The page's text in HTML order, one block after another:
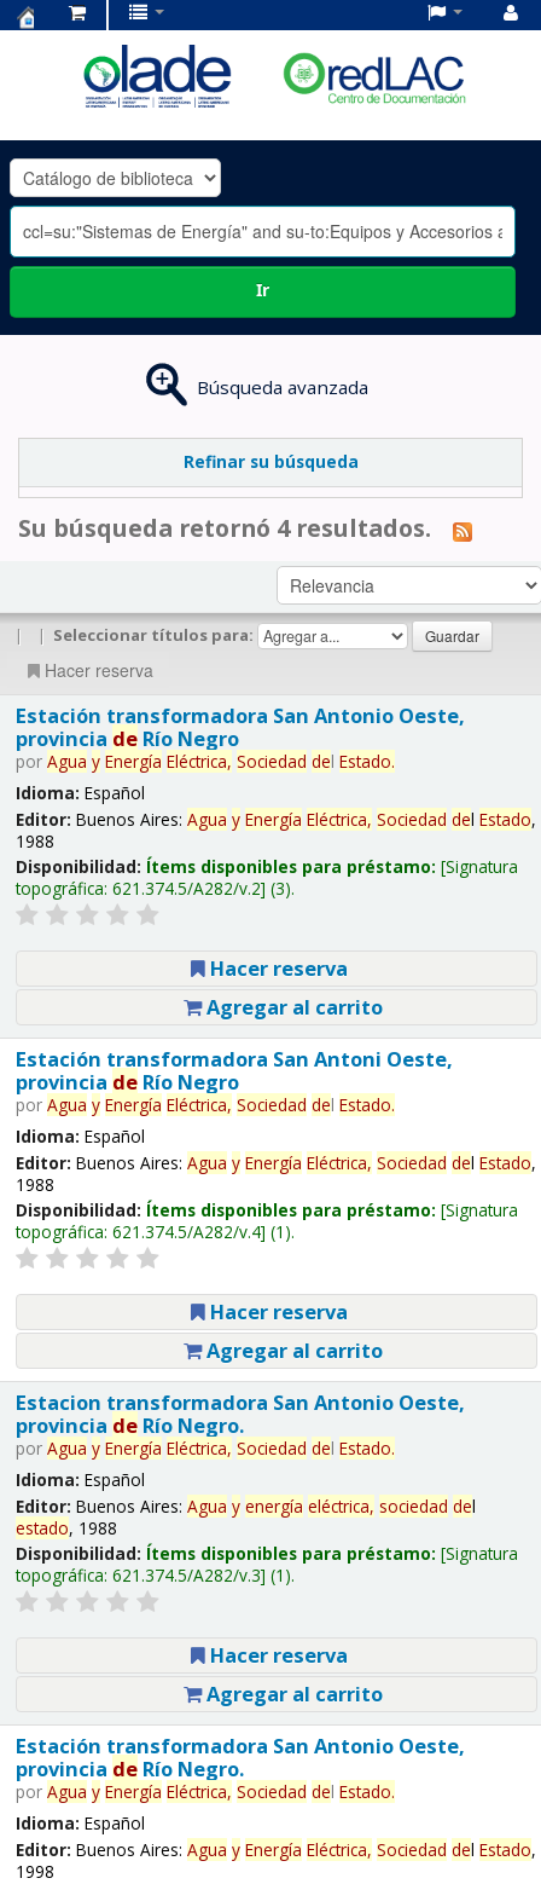
OLADE
-
Ir
Búsqueda avanzada
Refinar su búsqueda
Su búsqueda retornó 4 resultados.
| | Seleccionar títulos para:
Hacer reserva
Estación transformadora San Antonio Oeste,
provincia deRío Negro
por Agua y Energía Eléctrica, Sociedad del Estado.
Idioma: Español
Editor: Buenos Aires: Agua y Energía Eléctrica, Sociedad del Estado,
1988
Disponibilidad: Ítems disponibles para préstamo: Signatura
topográfica: 621.374.5/A282/v.2 (3).
Hacer reserva
Agregar al carrito
Estación transformadora San Antoni Oeste,
provincia deRío Negro
por Agua y Energía Eléctrica, Sociedad del Estado.
Idioma: Español
Editor: Buenos Aires: Agua y Energía Eléctrica, Sociedad del Estado,
1988
Disponibilidad: Ítems disponibles para préstamo: Signatura
topográfica: 621.374.5/A282/v.4 (1).
Hacer reserva
Agregar al carrito
Estacion transformadora San Antonio Oeste,
provincia deRío Negro.
por Agua y Energía Eléctrica, Sociedad del Estado.
Idioma: Español
Editor: Buenos Aires: Agua y energía eléctrica, sociedad del
estado, 1988
Disponibilidad: Ítems disponibles para préstamo: Signatura
topográfica: 621.374.5/A282/v.3 (1).
Hacer reserva
Agregar al carrito
Estación transformadora San Antonio Oeste,
provincia deRío Negro.
por Agua y Energía Eléctrica, Sociedad del Estado.
Idioma: Español
Editor: Buenos Aires: Agua y Energía Eléctrica, Sociedad del Estado,
1998